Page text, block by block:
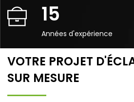
15
Années d'expérience
VOTRE PROJET
SUR MESURE